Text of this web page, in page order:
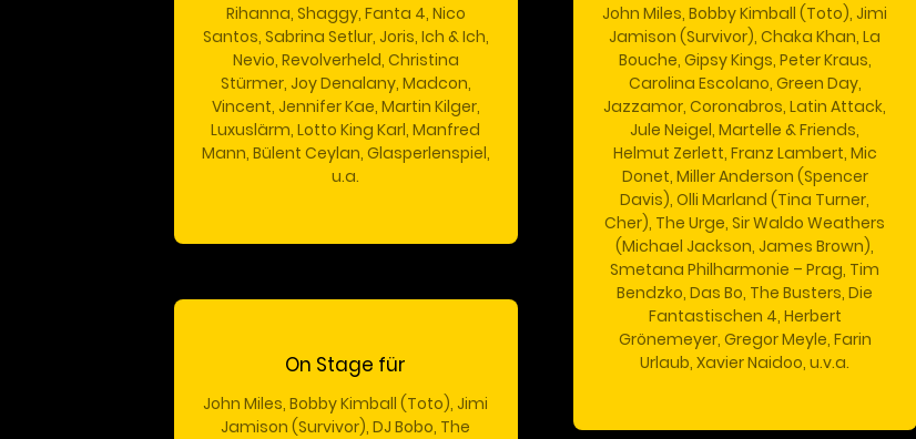
Rihanna, Shaggy, Fanta 4, Nico
Santos, Sabrina Setlur, Joris, Ich & Ich,
Nevio, Revolverheld, Christina
Stürmer, Joy Denalany, Madcon,
Vincent, Jennifer Kae, Martin Kilger,
Luxuslärm, Lotto King Karl, Manfred
Mann, Bülent Ceylan, Glasperlenspiel,
u.a.
On Stage für
John Miles, Bobby Kimball (Toto), Jimi
Jamison (Survivor), DJ Bobo, The
John Miles, Bobby Kimball (Toto), Jimi
Jamison (Survivor), Chaka Khan, La
Bouche, Gipsy Kings, Peter Kraus,
Carolina Escolano, Green Day,
Jazzamor, Coronabros, Latin Attack,
Jule Neigel, Martelle & Friends,
Helmut Zerlett, Franz Lambert, Mic
Donet, Miller Anderson (Spencer
Davis), Olli Marland (Tina Turner,
Cher), The Urge, Sir Waldo Weathers
(Michael Jackson, James Brown),
Smetana Philharmonie – Prag, Tim
Bendzko, Das Bo, The Busters, Die
Fantastischen 4, Herbert
Grönemeyer, Gregor Meyle, Farin
Urlaub, Xavier Naidoo, u.v.a.